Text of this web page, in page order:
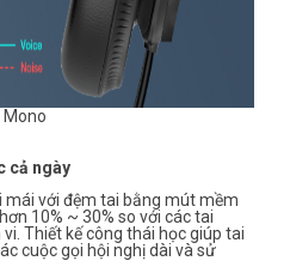
Mono
cả ngày
với đệm tai bằng mút mềm
10% ~ 30% so với các tai
Thiết kế công thái học giúp tai
cuộc gọi hội nghị dài và sử